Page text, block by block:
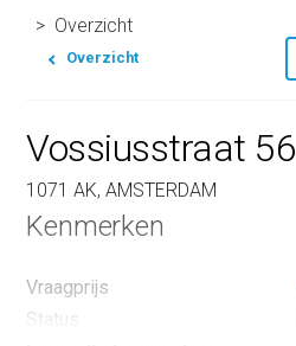
Overzicht
Overzicht
Vossiusstraat 56
1071 AK, AMSTERDAM
Kenmerken
Vraagprijs
Status